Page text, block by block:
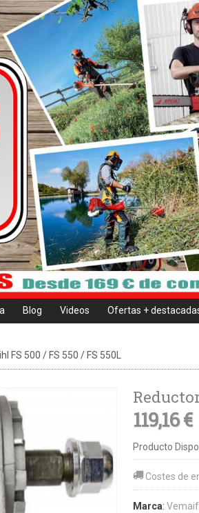
Blog Videos Ofertas +
FS 500 / FS 550 / FS 550L
119,16 €
Producto
Costes de
Marca: